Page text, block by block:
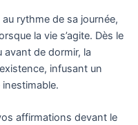
rythme de sa journée,
la vie s’agite. Dès le
avant de dormir, la
infusant un
affirmations devant le